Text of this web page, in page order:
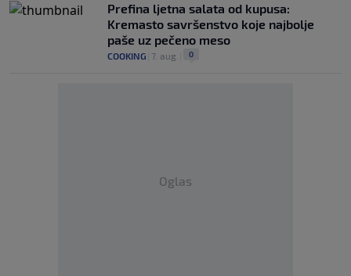
Prefina ljetna salata od kupusa:
Kremasto savršenstvo koje najbolje
paše uz pečeno meso
COOKING 7. aug. 0
Oglas